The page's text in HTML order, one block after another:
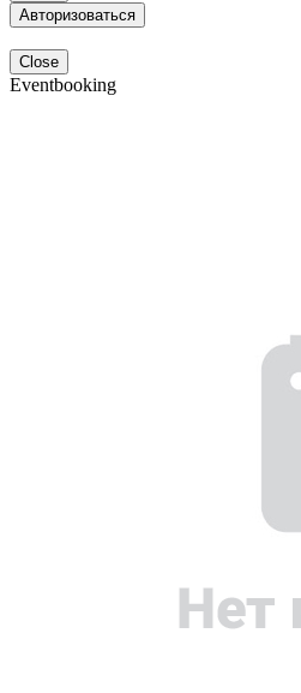
Авторизоваться
Close
Eventbooking